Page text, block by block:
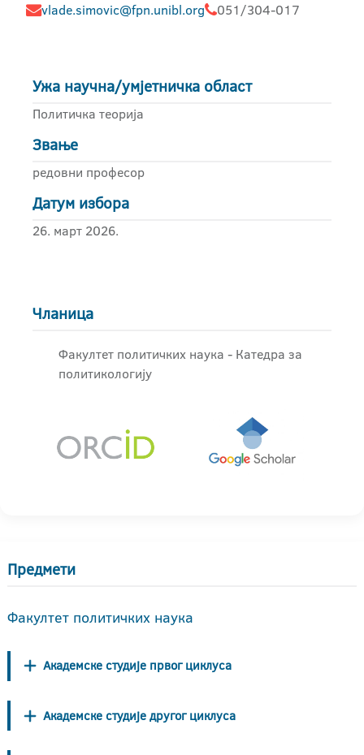
vlade.simovic@fpn.unibl.org 051/304-017
Ужа научна/умјетничка област
Политичка теорија
Звање
редовни професор
Датум избора
26. март 2026.
Чланица
Факултет политичких наука - Катедра за
политикологију
Предмети
Факултет политичких наука
Академске студије првог циклуса
Академске студије другог циклуса